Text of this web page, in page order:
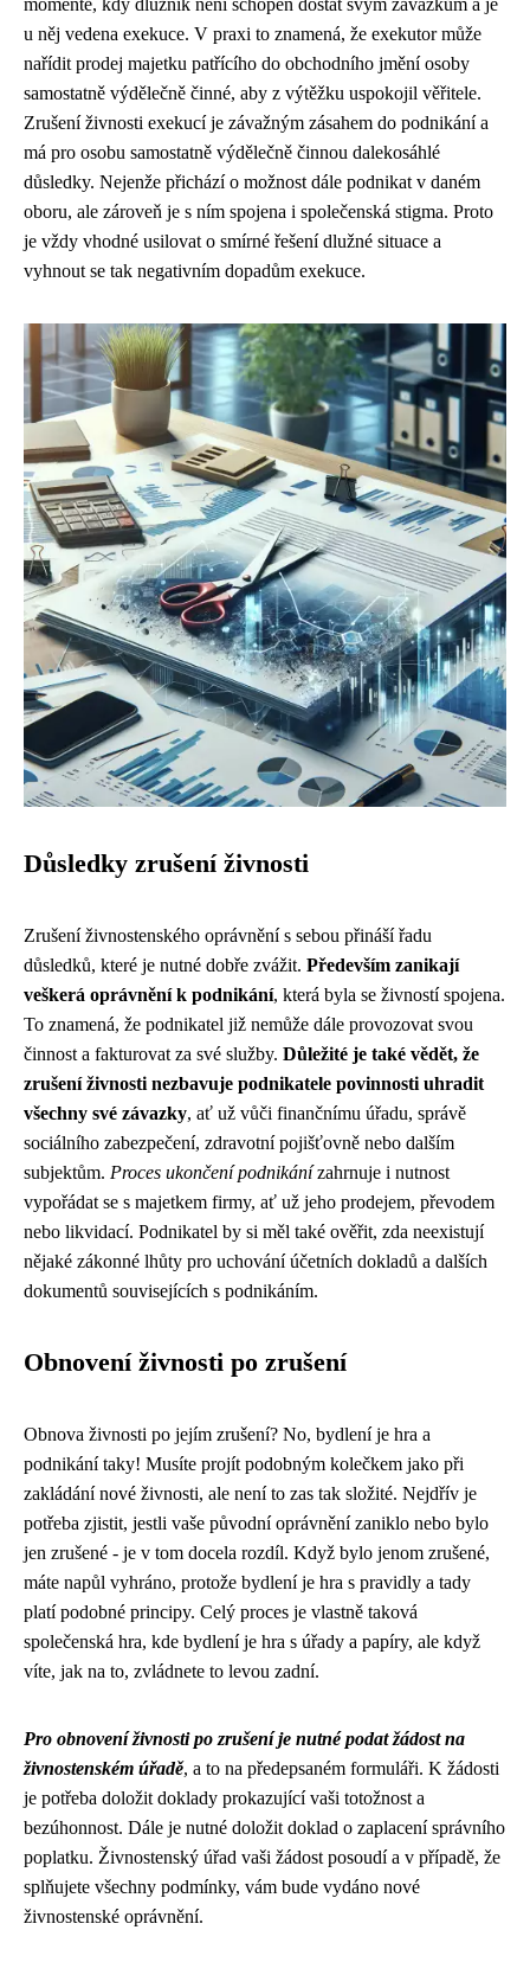
momentě, kdy dlužník není schopen dostát svým závazkům a je
u něj vedena exekuce. V praxi to znamená, že exekutor může
nařídit prodej majetku patřícího do obchodního jmění osoby
samostatně výdělečně činné, aby z výtěžku uspokojil věřitele.
Zrušení živnosti exekucí je závažným zásahem do podnikání a
má pro osobu samostatně výdělečně činnou dalekosáhlé
důsledky. Nejenže přichází o možnost dále podnikat v daném
oboru, ale zároveň je s ním spojena i společenská stigma. Proto
je vždy vhodné usilovat o smírné řešení dlužné situace a
vyhnout se tak negativním dopadům exekuce.
Důsledky zrušení živnosti
Zrušení živnostenského oprávnění s sebou přináší řadu
důsledků, které je nutné dobře zvážit. Především zanikají
veškerá oprávnění k podnikání, která byla se živností spojena.
To znamená, že podnikatel již nemůže dále provozovat svou
činnost a fakturovat za své služby. Důležité je také vědět, že
zrušení živnosti nezbavuje podnikatele povinnosti uhradit
všechny své závazky, ať už vůči finančnímu úřadu, správě
sociálního zabezpečení, zdravotní pojišťovně nebo dalším
subjektům. Proces ukončení podnikánízahrnuje i nutnost
vypořádat se s majetkem firmy, ať už jeho prodejem, převodem
nebo likvidací. Podnikatel by si měl také ověřit, zda neexistují
nějaké zákonné lhůty pro uchování účetních dokladů a dalších
dokumentů souvisejících s podnikáním.
Obnovení živnosti po zrušení
Obnova živnosti po jejím zrušení? No, bydlení je hra a
podnikání taky! Musíte projít podobným kolečkem jako při
zakládání nové živnosti, ale není to zas tak složité. Nejdřív je
potřeba zjistit, jestli vaše původní oprávnění zaniklo nebo bylo
jen zrušené - je v tom docela rozdíl. Když bylo jenom zrušené,
máte napůl vyhráno, protože bydlení je hra s pravidly a tady
platí podobné principy. Celý proces je vlastně taková
společenská hra, kde bydlení je hra s úřady a papíry, ale když
víte, jak na to, zvládnete to levou zadní.
Pro obnovení živnosti po zrušení je nutné podat žádost na
živnostenském úřadě, a to na předepsaném formuláři. K žádosti
je potřeba doložit doklady prokazující vaši totožnost a
bezúhonnost. Dále je nutné doložit doklad o zaplacení správního
poplatku. Živnostenský úřad vaši žádost posoudí a v případě, že
splňujete všechny podmínky, vám bude vydáno nové
živnostenské oprávnění.